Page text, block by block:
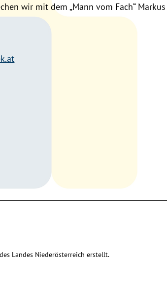
wir mit dem „Mann vom Fach“
Landes Niederösterreich erstellt.